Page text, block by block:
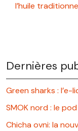
l’huile
Dernières
Green sharks : l’e-
SMOK nord : le
Chicha ovni: la